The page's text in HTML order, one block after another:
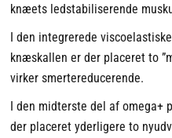
knæets ledstabiliserende
I den integrerede
knæskallen er der placeret to
virker smertereducerende.
I den midterste del af omega+
der placeret yderligere to